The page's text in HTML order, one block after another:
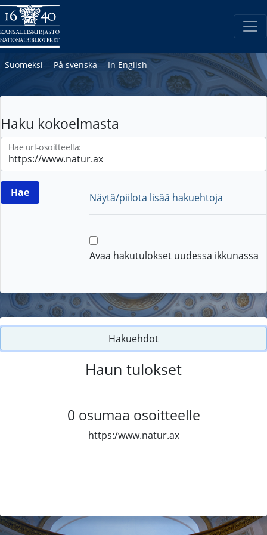
Suomeksi― På svenska― In English
Haku kokoelmasta
Hae url-osoitteella:
Näytä/piilota lisää hakuehtoja
Avaa hakutulokset uudessa ikkunassa
Hakuehdot
Haun tulokset
0 osumaa osoitteelle
https:/www.natur.ax